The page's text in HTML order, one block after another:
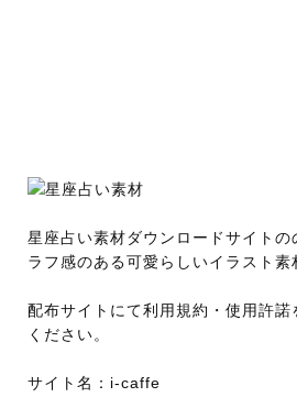
星座占い素材ダウンロードサイトの
ラフ感のある可愛らしいイラスト素
配布サイトにて利用規約・使用許諾
ください。
サイト名：i-caffe